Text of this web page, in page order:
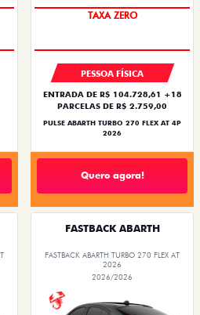
TAXA ZERO
PESSOA FÍSICA
ENTRADA DE R$ 104.728,61 +18
PARCELAS DE R$ 2.759,00
PULSE ABARTH TURBO 270 FLEX AT 4P
2026
Quero agora!
FASTBACK ABARTH
FASTBACK ABARTH TURBO 270 FLEX AT
2026
2026/2026